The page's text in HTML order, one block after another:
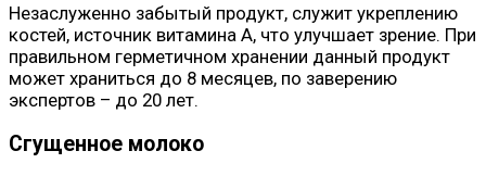
Незаслуженно забытый продукт, служит укреплению
костей, источник витамина А, что улучшает зрение. При
правильном герметичном хранении данный продукт
может храниться до 8 месяцев, по заверению
экспертов – до 20 лет.
Сгущенное молоко